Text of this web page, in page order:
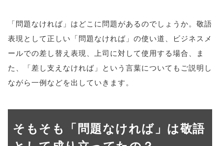
「問題なければ」はどこに問題があるのでしょうか。敬語
表現として正しい「問題なければ」の使い道、ビジネスメ
ールでの差し替え表現、上司に対して使用する場合、ま
た、「差し支えなければ」という言葉についてもご説明し
ながら一例などを出していきます。
そもそも「問題なければ」は敬語